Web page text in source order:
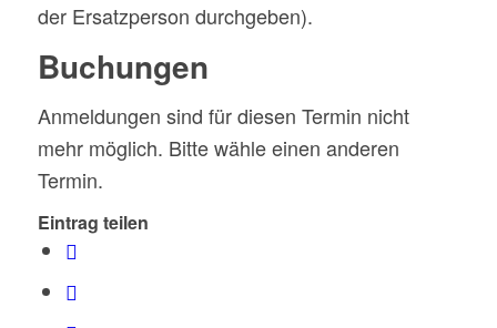
der Ersatzperson durchgeben).
Buchungen
Anmeldungen sind für diesen Termin nicht
mehr möglich. Bitte wähle einen anderen
Termin.
Eintrag teilen